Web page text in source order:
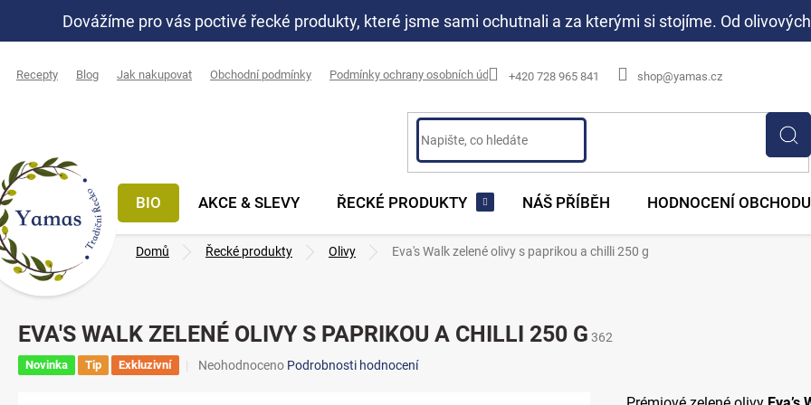
obsah
Dovážíme pro vás poctivé řecké produkty, které jsme sami ochutnali a za kterými si stojíme. Od
+420 728 965 841 shop@yamas.cz
Recepty Blog Jak nakupovat Obchodní podmínky Podmínky ochrany osobních údajů
BIO AKCE & SLEVY ŘECKÉ PRODUKTY NÁŠ PŘÍBĚH HODNOCENÍ OBCHODU
Domů Řecké produkty Olivy Eva's Walk zelené olivy s paprikou a chilli 250 g
EVA'S WALK ZELENÉ OLIVY S PAPRIKOU A CHILLI 250 G 362
Novinka Tip Exkluzivní
Průměrné
Neohodnoceno Podrobnosti hodnocení